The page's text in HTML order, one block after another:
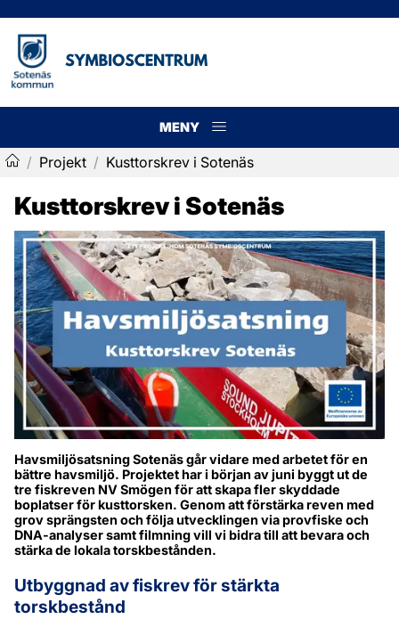
MENY
Meny
/ Projekt / Kusttorskrev i Sotenäs
Kusttorskrev i Sotenäs
Havsmiljösatsning Sotenäs går vidare med arbetet för en
bättre havsmiljö. Projektet har i början av juni byggt ut de
tre fiskreven NV Smögen för att skapa fler skyddade
boplatser för kusttorsken. Genom att förstärka reven med
grov sprängsten och följa utvecklingen via provfiske och
DNA-analyser samt filmning vill vi bidra till att bevara och
stärka de lokala torskbestånden.
Utbyggnad av fiskrev för stärkta
torskbestånd